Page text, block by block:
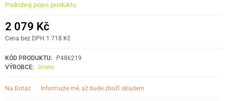
Podrobný popis produktu
2 079 Kč
Cena bez DPH 1 718 Kč
KÓD PRODUKTU:
P486219
VÝROBCE: Ariete
Na Dotaz informujte mě, až bude zboží skladem